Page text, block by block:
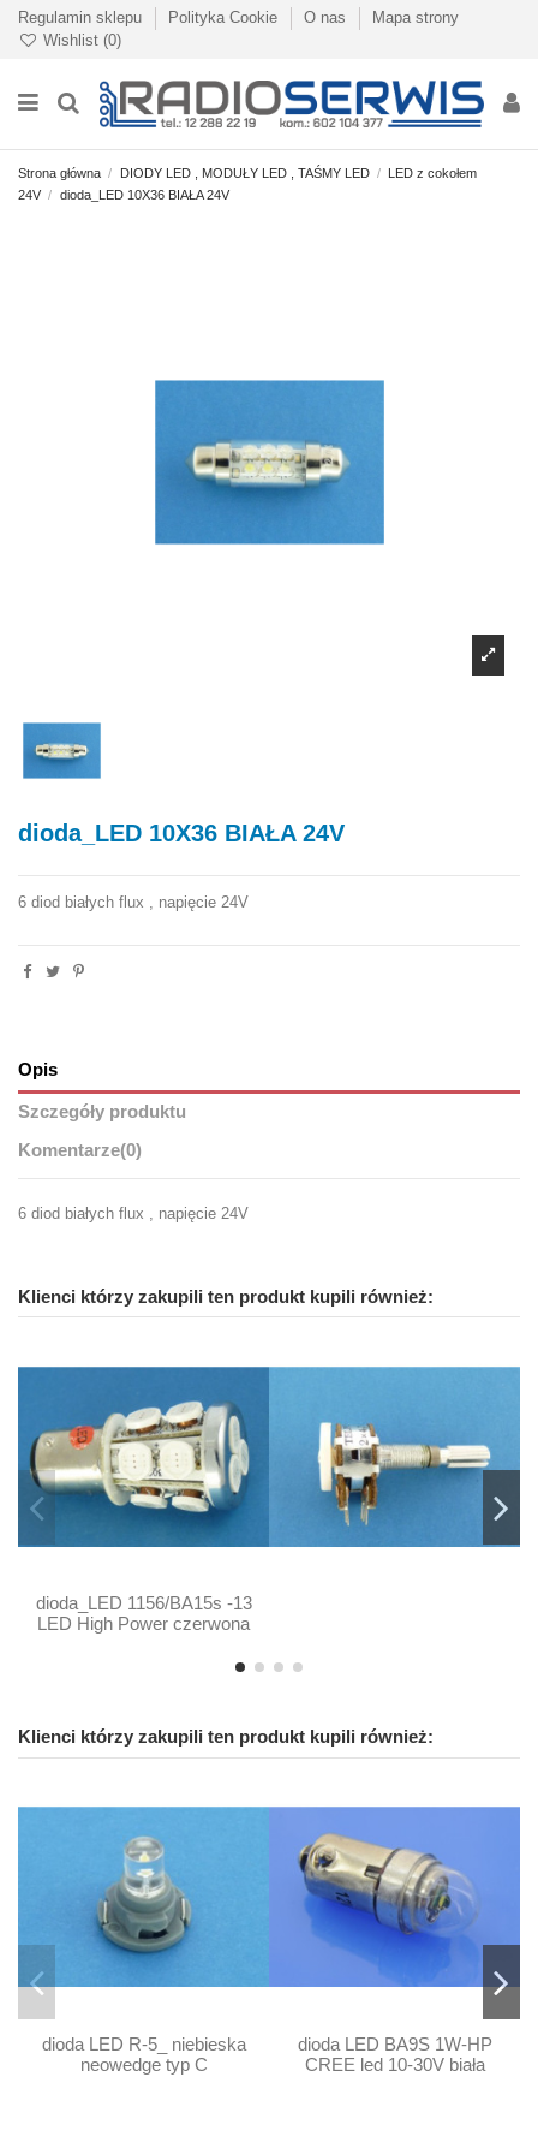
Regulamin sklepu Polityka Cookie O nas
Mapa strony
Wishlist (0)
Strona główna DIODY LED , MODUŁY LED , TAŚMY LED
LED z cokołem
24V
dioda_LED 10X36 BIAŁA 24V
dioda_LED 10X36 BIAŁA 24V
6 diod białych flux , napięcie 24V
Opis
Szczegóły produktu
Komentarze(0)
6 diod białych flux , napięcie 24V
Klienci którzy zakupili ten produkt kupili również:
dioda_LED 1156/BA15s -13
LED High Power czerwona
Klienci którzy zakupili ten produkt kupili również:
dioda LED R-5_ niebieska
neowedge typ C
dioda LED BA9S 1W-HP
CREE led 10-30V biała